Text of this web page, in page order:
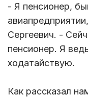
- Я пенсионер,
Сергеевич. -
пенсионер. Я
ходатайствую.
Как рассказал